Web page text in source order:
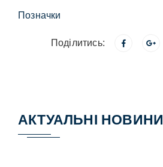
Позначки
Поділитись:
АКТУАЛЬНІ НОВИНИ